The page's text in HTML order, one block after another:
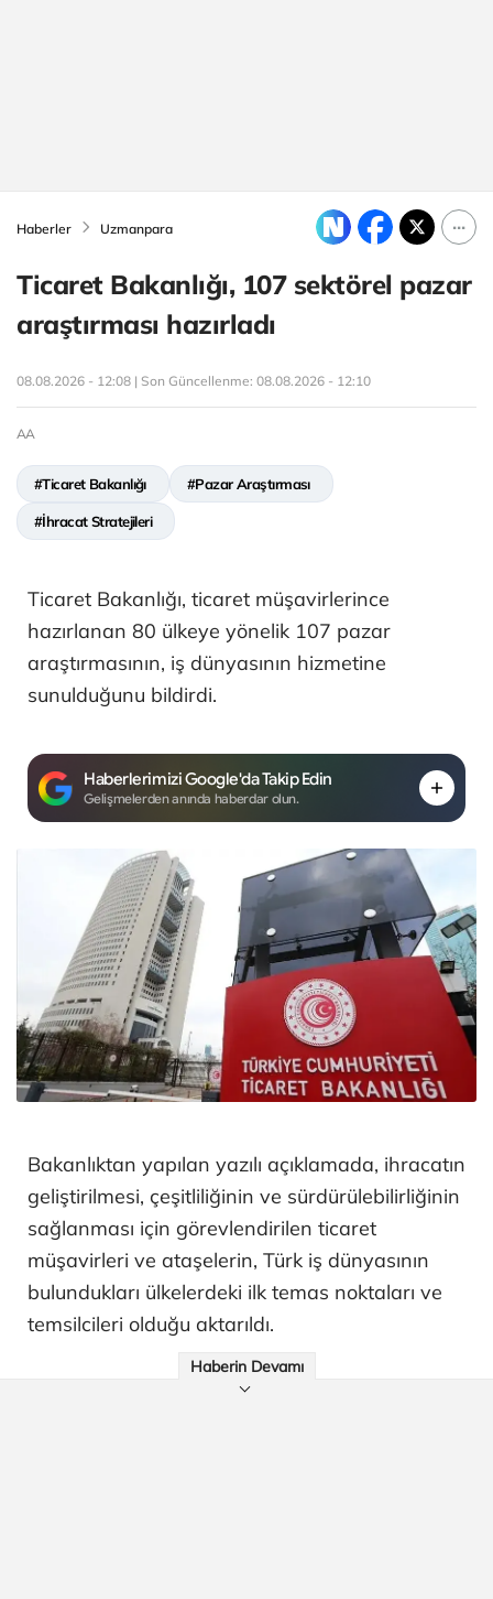
Haberler Uzmanpara
Ticaret Bakanlığı, 107 sektörel pazar
araştırması hazırladı
08.08.2026 - 12:08 | Son Güncellenme: 08.08.2026 - 12:10
AA
#Ticaret Bakanlığı #Pazar Araştırması
#İhracat Stratejileri
Ticaret Bakanlığı, ticaret müşavirlerince
hazırlanan 80 ülkeye yönelik 107 pazar
araştırmasının, iş dünyasının hizmetine
sunulduğunu bildirdi.
Haberlerimizi Google'da Takip Edin
Gelişmelerden anında haberdar olun.
Bakanlıktan yapılan yazılı açıklamada, ihracatın
geliştirilmesi, çeşitliliğinin ve sürdürülebilirliğinin
sağlanması için görevlendirilen ticaret
müşavirleri ve ataşelerin, Türk iş dünyasının
bulundukları ülkelerdeki ilk temas noktaları ve
temsilcileri olduğu aktarıldı.
Haberin Devamı